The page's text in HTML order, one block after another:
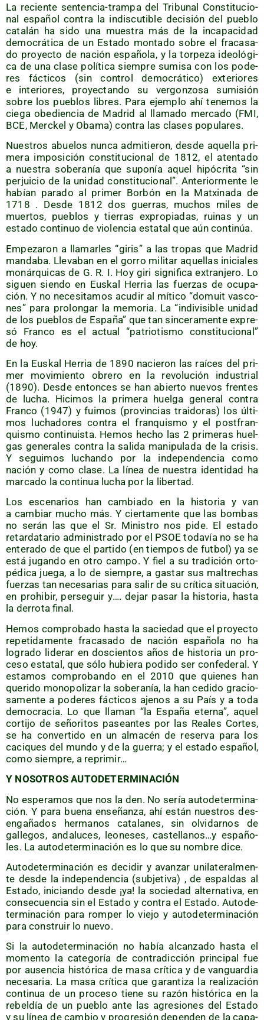
La recien­te sen­ten­cia-tram­pa del Tri­bu­nal Cons­ti­tu­cio­
nal espa­ñol con­tra la indis­cu­ti­ble deci­sión del pue­blo
cata­lán ha sido una mues­tra más de la inca­pa­ci­dad
demo­crá­ti­ca de un Esta­do mon­ta­do sobre el fra­ca­sa­
do pro­yec­to de nación espa­ño­la, y la tor­pe­za ideo­ló­gi­
ca de una cla­se polí­ti­ca siem­pre sumi­sa con los pode­
res fác­ti­cos (sin con­trol demo­crá­ti­co) exte­rio­res
e inte­rio­res, pro­yec­tan­do su ver­gon­zo­sa sumi­sión
sobre los pue­blos libres. Para ejem­plo ahí tene­mos la
cie­ga obe­dien­cia de Madrid al lla­ma­do mer­ca­do (FMI,
BCE, Merc­kel y Oba­ma) con­tra las cla­ses populares.
Nues­tros abue­los nun­ca admi­tie­ron, des­de aque­lla pri­
me­ra impo­si­ción cons­ti­tu­cio­nal de 1812, el aten­ta­do
a nues­tra sobe­ra­nía que supo­nía aquel hipó­cri­ta “sin
per­jui­cio de la uni­dad cons­ti­tu­cio­nal”. Ante­rior­men­te le
habían para­do al pri­mer Bor­bón en la Matxi­na­da de
1718 . Des­de 1812 dos gue­rras, muchos miles de
muer­tos, pue­blos y tie­rras expro­pia­das, rui­nas y un
esta­do con­ti­nuo de vio­len­cia esta­tal que aún continúa.
Empe­za­ron a lla­mar­les “giris” a las tro­pas que Madrid
man­da­ba. Lle­va­ban en el gorro mili­tar aque­llas ini­cia­les
monár­qui­cas de G. R. I. Hoy giri sig­ni­fi­ca extran­je­ro. Lo
siguen sien­do en Eus­kal Herria las fuer­zas de ocu­pa­
ción. Y no nece­si­ta­mos acu­dir al míti­co “domuit vas­co­
nes” para pro­lon­gar la memo­ria. La “indi­vi­si­ble uni­dad
de los pue­blos de Espa­ña” que tan sin­ce­ra­men­te expre­
só Fran­co es el actual “patrio­tis­mo cons­ti­tu­cio­nal”
de hoy.
En la Eus­kal Herria de 1890 nacie­ron las raí­ces del pri­
mer movi­mien­to obre­ro en la revo­lu­ción indus­trial
(1890). Des­de enton­ces se han abier­to nue­vos fren­tes
de lucha. Hici­mos la pri­me­ra huel­ga gene­ral con­tra
Fran­co (1947) y fui­mos (pro­vin­cias trai­do­ras) los últi­
mos lucha­do­res con­tra el fran­quis­mo y el post­fran­
quis­mo con­ti­nuis­ta. Hemos hecho las 2 pri­me­ras huel­
gas gene­ra­les con­tra la sali­da mani­pu­la­da de la cri­sis.
Y segui­mos luchan­do por la inde­pen­den­cia como
nación y como cla­se. La línea de nues­tra iden­ti­dad ha
mar­ca­do la con­ti­nua lucha por la libertad.
Los esce­na­rios han cam­bia­do en la his­to­ria y van
a cam­biar mucho más. Y cier­ta­men­te que las bom­bas
no serán las que el Sr. Minis­tro nos pide. El esta­do
retar­da­ta­rio admi­nis­tra­do por el PSOE toda­vía no se ha
ente­ra­do de que el par­ti­do (en tiem­pos de fut­bol) ya se
está jugan­do en otro cam­po. Y fiel a su tra­di­ción orto­
pé­di­ca jue­ga, a lo de siem­pre, a gas­tar sus mal­tre­chas
fuer­zas tan nece­sa­rias para salir de su crí­ti­ca situa­ción,
en prohi­bir, per­se­guir y…. dejar pasar la his­to­ria, has­ta
la derro­ta final.
Hemos com­pro­ba­do has­ta la sacie­dad que el pro­yec­to
repe­ti­da­men­te fra­ca­sa­do de nación espa­ño­la no ha
logra­do lide­rar en dos­cien­tos años de his­to­ria un pro­
ce­so esta­tal, que sólo hubie­ra podi­do ser con­fe­de­ral. Y
esta­mos com­pro­ban­do en el 2010 que quie­nes han
que­ri­do mono­po­li­zar la sobe­ra­nía, la han cedi­do gra­cio­
sa­men­te a pode­res fác­ti­cos aje­nos a su País y a toda
demo­cra­cia. Lo que lla­man “la Espa­ña eter­na”, aquel
cor­ti­jo de seño­ri­tos pasean­tes por las Reales Cor­tes,
se ha con­ver­ti­do en un alma­cén de reser­va para los
caci­ques del mun­do y de la gue­rra; y el esta­do espa­ñol,
como siem­pre, a reprimir…
Y NOSOTROS AUTODETERMINACIÓN
No espe­ra­mos que nos la den. No sería auto­de­ter­mi­na­
ción. Y para bue­na ense­ñan­za, ahí están nues­tros des­
en­ga­ña­dos her­ma­nos cata­la­nes, sin olvi­dar­nos de
galle­gos, anda­lu­ces, leo­ne­ses, castellanos…y espa­ño­
les. La auto­de­ter­mi­na­ción es lo que su nom­bre dice.
Auto­de­ter­mi­na­ción es deci­dir y avan­zar uni­la­te­ral­men­
te des­de la inde­pen­den­cia (sub­je­ti­va) , de espal­das al
Esta­do, ini­cian­do des­de ¡ya! la socie­dad alter­na­ti­va, en
con­se­cuen­cia sin el Esta­do y con­tra el Esta­do. Auto­de­
ter­mi­na­ción para rom­per lo vie­jo y auto­de­ter­mi­na­ción
para cons­truir lo nuevo.
Si la auto­de­ter­mi­na­ción no había alcan­za­do has­ta el
momen­to la cate­go­ría de con­tra­dic­ción prin­ci­pal fue
por ausen­cia his­tó­ri­ca de masa crí­ti­ca y de van­guar­dia
nece­sa­ria. La masa crí­ti­ca que garan­ti­za la rea­li­za­ción
con­ti­nua de un pro­ce­so tie­ne su razón his­tó­ri­ca en la
rebel­día de un pue­blo ante las agre­sio­nes del Esta­do
y su línea de cam­bio y pro­gre­sión depen­den de la capa­